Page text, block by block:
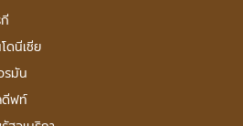
ดนีเซีย
รมัน
ดีฟท์